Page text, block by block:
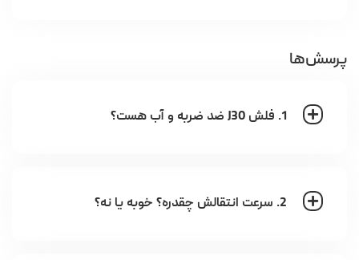
پرسش‌ها
1. فلش J30 ضد ضربه و آب هست؟
2. سرعت انتقالش چقدره؟ خوبه یا نه؟